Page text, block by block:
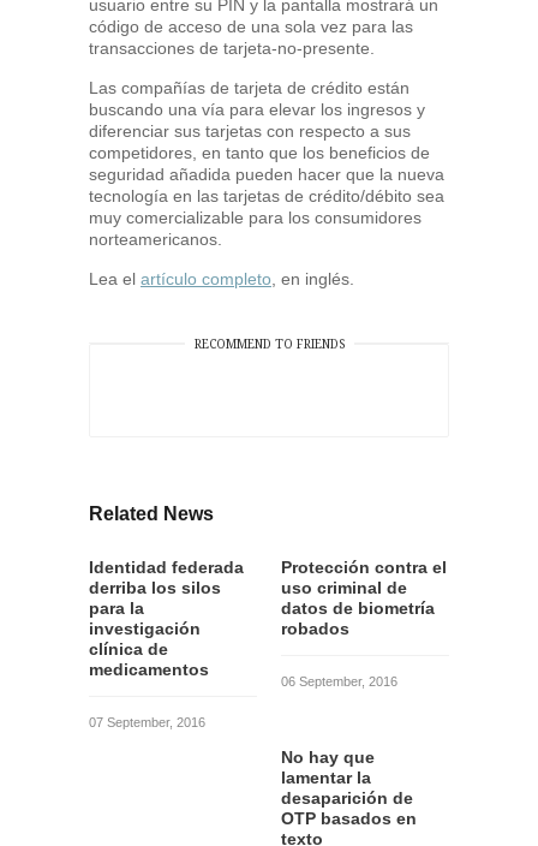
usuario entre su PIN y la pantalla mostrará un
código de acceso de una sola vez para las
transacciones de tarjeta-no-presente.
Las compañías de tarjeta de crédito están
buscando una vía para elevar los ingresos y
diferenciar sus tarjetas con respecto a sus
competidores, en tanto que los beneficios de
seguridad añadida pueden hacer que la nueva
tecnología en las tarjetas de crédito/débito sea
muy comercializable para los consumidores
norteamericanos.
Lea el artículo completo , en inglés.
RECOMMEND TO FRIENDS
Related News
Identidad federada
derriba los silos
para la
investigación
clínica de
medicamentos
07 September, 2016
Protección contra el
uso criminal de
datos de biometría
robados
06 September, 2016
No hay que
lamentar la
desaparición de
OTP basados en
texto